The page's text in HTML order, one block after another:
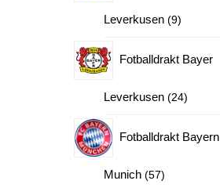
Leverkusen 99
Fotballdrakt Bayer
Leverkusen 2424
Fotballdrakt Bayern
Munich 5757